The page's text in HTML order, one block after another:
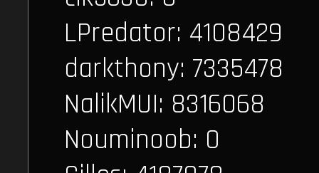
LPredator: 4108429
darkthony: 7335478
NalikMUI: 8316068
Nouminoob: 0